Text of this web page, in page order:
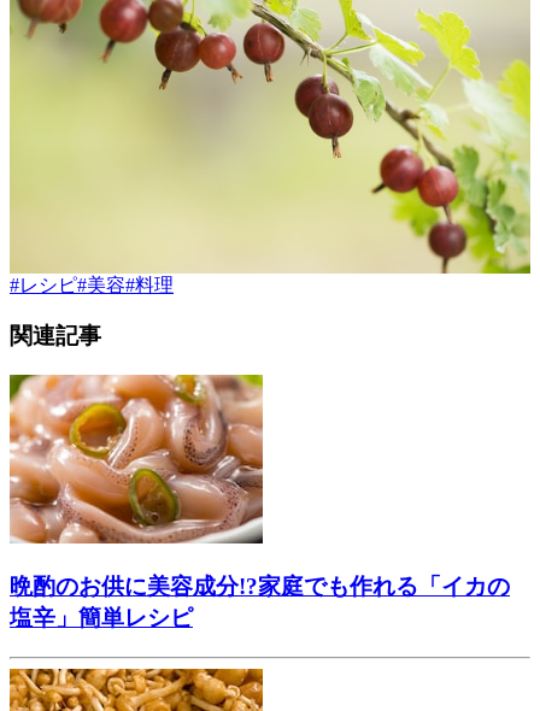
#レシピ#美容#料理
関連記事
晩酌のお供に美容成分!?家庭でも作れる「イカの
塩辛」簡単レシピ